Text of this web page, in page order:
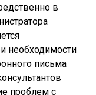
в
необходимости
письма
проблем с